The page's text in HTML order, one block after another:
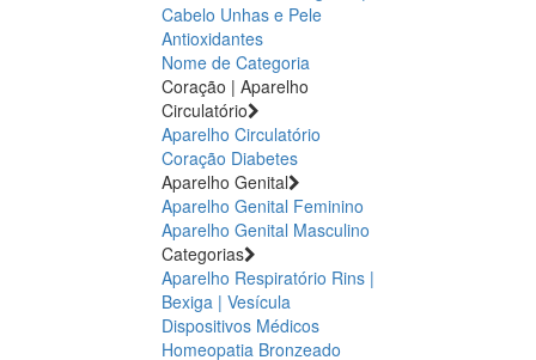
Cabelo Unhas e Pele
Antioxidantes
Nome de Categoria
Coração | Aparelho
Circulatório
Aparelho Circulatório
Coração Diabetes
Aparelho Genital
Aparelho Genital Feminino
Aparelho Genital Masculino
Categorias
Aparelho Respiratório Rins |
Bexiga | Vesícula
Dispositivos Médicos
Homeopatia Bronzeado